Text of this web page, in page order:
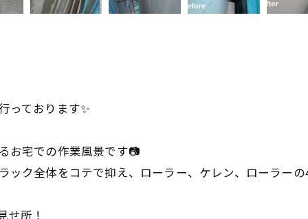
っております✨
お宅での作業風景です📷
ック全体をコテで抑え、ローラー、ケレン、ローラー
せ所！